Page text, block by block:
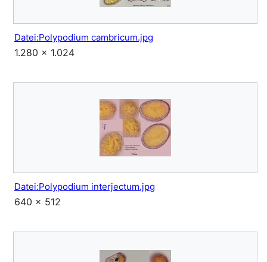
Datei:Polypodium cambricum.jpg
1.280 × 1.024
Datei:Polypodium interjectum.jpg
640 × 512